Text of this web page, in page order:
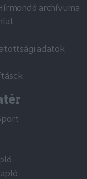
archívuma
adatok